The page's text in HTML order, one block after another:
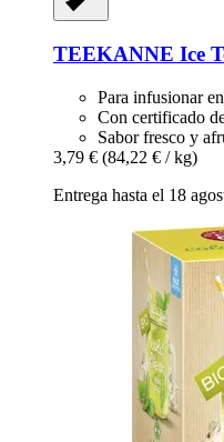
TEEKANNE Ice
Para infusionar
Con certificado
Sabor fresco y
3,79 € (84,22 € / kg)
Entrega hasta el 18